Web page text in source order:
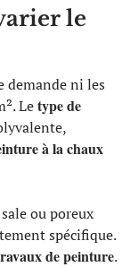
le
demande ni les
Letype de
à la chaux
ou poreux
spécifique.
de peinture.